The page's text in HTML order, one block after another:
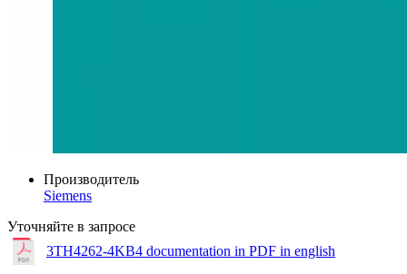
Производитель
Siemens
Уточняйте в запросе
3TH4262-4KB4 documentation in PDF in english